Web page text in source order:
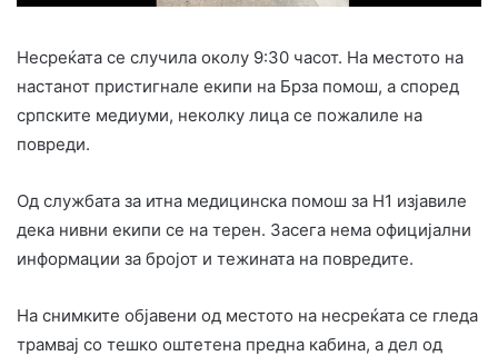
Несреќата се случила околу 9:30 часот. На местото на
настанот пристигнале екипи на Брза помош, а според
српските медиуми, неколку лица се пожалиле на
повреди.
Од службата за итна медицинска помош за Н1 изјавиле
дека нивни екипи се на терен. Засега нема официјални
информации за бројот и тежината на повредите.
На снимките објавени од местото на несреќата се гледа
трамвај со тешко оштетена предна кабина, а дел од